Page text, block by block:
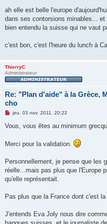
ah elle est belle l'europe
dans ses contorsions minables...
bien entendu la suisse qui ne vaut
c'est bon, c'est l'heure du lunch à
ThierryC
Administrateur
Re: "Plan d'aide" à la Grèce,
cho
M
s
s
e
n
l
u
jeu. 03 nov. 2011, 20:22
Vous, vous êtes au minimum
Merci pour la validation.
Personnellement, je pense que les
réelle...mais pas plus que l'Europe
qu'elle représentait.
Pas plus que la France dont c'est
J'entends Eva Joly nous dire